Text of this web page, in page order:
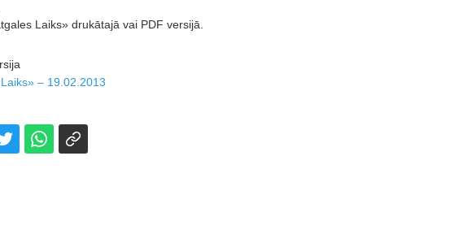
Laiks» drukātajā vai PDF versijā.
– 19.02.2013